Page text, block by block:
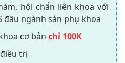
hội chẩn liên khoa với
đầu ngành sản phụ khoa
cơ bản chỉ 100K
trị